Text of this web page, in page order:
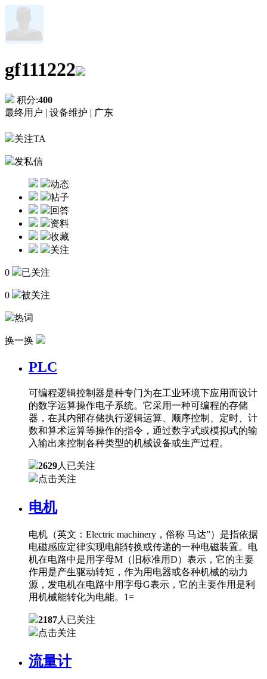
gf111222
积分:400
最终用户 | 设备维护 | 广东
关注TA
发私信
动态
帖子
回答
资料
收藏
关注
0 已关注
0 被关注
热词
换一换
PLC
可编程逻辑控制器是种专门为在工业环境下应用而设计
的数字运算操作电子系统。它采用一种可编程的存储
器，在其内部存储执行逻辑运算、顺序控制、定时、计
数和算术运算等操作的指令，通过数字式或模拟式的输
入输出来控制各种类型的机械设备或生产过程。
2629人已关注
点击关注
电机
电机（英文：Electric machinery，俗称 马达”）是指依据
电磁感应定律实现电能转换或传递的一种电磁装置。电
机在电路中是用字母M（旧标准用D）表示，它的主要
作用是产生驱动转矩，作为用电器或各种机械的动力
源，发电机在电路中用字母G表示，它的主要作用是利
用机械能转化为电能。1=
2187人已关注
点击关注
流量计